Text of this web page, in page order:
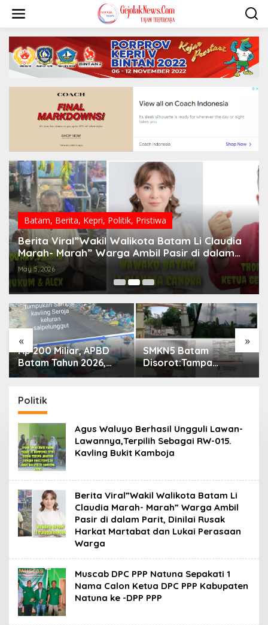
i
Batam, Berita, Kepri, Politik, Pristiwa
Berita Viral”Wakil Walikota Batam Li Claudia
Marah- Marah” Warga Ambil Pasir di dalam
Parit, Dinilai Rusak Harkat Martabat dan Lukai
Perasaan Warga
May 5, 2026
« »
Rp 200 Miliar, APBD
Batam Tahun 2026,
Mengalir Ke Dinas
Batam, Belum Berhasil
Bereskan Sampah
SMKN5 Batam
Disorot:Tampa
Memikirkan Dampak
Lahan Sekolah Untuk
Pendirian Tower
Politik
Agus Waluyo Berhasil Ungguli Lawan-
Lawannya,Terpilih Sebagai RW-015.
Kavling Bukit Kamboja
Berita Viral”Wakil Walikota Batam Li
Claudia Marah- Marah” Warga Ambil
Pasir di dalam Parit, Dinilai Rusak
Harkat Martabat dan Lukai Perasaan
Warga
Muscab DPC PPP Natuna Sepakati 1
Nama Calon Ketua DPC PPP Kabupaten
Natuna ke -DPP PPP